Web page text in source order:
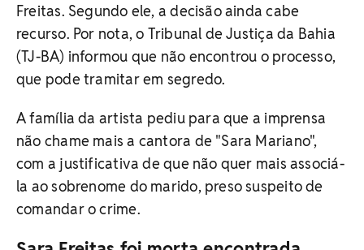
Freitas. Segundo ele, a decisão ainda cabe
recurso. Por nota, o Tribunal de Justiça da Bahia
(TJ-BA) informou que não encontrou o processo,
que pode tramitar em segredo.
A família da artista pediu para que a imprensa
não chame mais a cantora de "Sara Mariano",
com a justificativa de que não quer mais associá-
la ao sobrenome do marido, preso suspeito de
comandar o crime.